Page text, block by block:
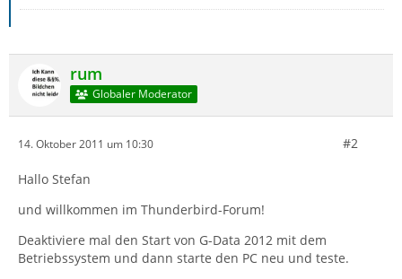
rum
Globaler Moderator
14. Oktober 2011 um 10:30 #2
Hallo Stefan
und willkommen im Thunderbird-Forum!
Deaktiviere mal den Start von G-Data 2012 mit dem
Betriebssystem und dann starte den PC neu und teste.